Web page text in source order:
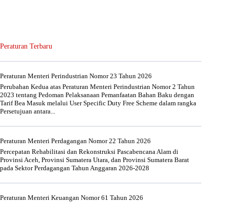
Peraturan Terbaru
Peraturan Menteri Perindustrian Nomor 23 Tahun 2026
Perubahan Kedua atas Peraturan Menteri Perindustrian Nomor 2 Tahun
2023 tentang Pedoman Pelaksanaan Pemanfaatan Bahan Baku dengan
Tarif Bea Masuk melalui User Specific Duty Free Scheme dalam rangka
Persetujuan antara...
Peraturan Menteri Perdagangan Nomor 22 Tahun 2026
Percepatan Rehabilitasi dan Rekonstruksi Pascabencana Alam di
Provinsi Aceh, Provinsi Sumatera Utara, dan Provinsi Sumatera Barat
pada Sektor Perdagangan Tahun Anggaran 2026-2028
Peraturan Menteri Keuangan Nomor 61 Tahun 2026